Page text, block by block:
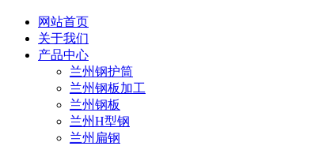
网站首页
关于我们
产品中心
兰州钢护筒
兰州钢板加工
兰州钢板
兰州H型钢
兰州扁钢